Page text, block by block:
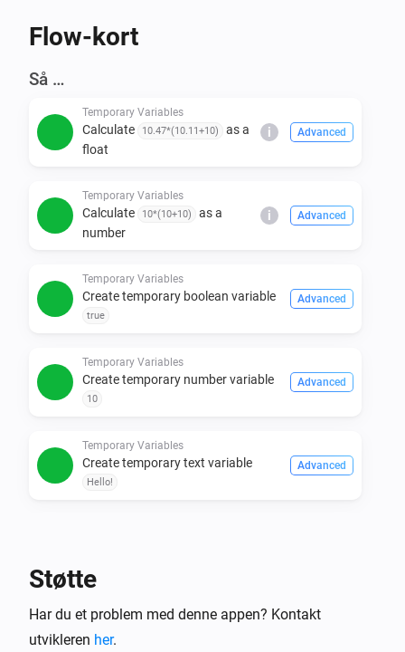
Flow-kort
Så …
Temporary Variables
Calculate 10.47*(10.11+10)
as a
float
i Advanced
Temporary Variables
Calculate 10*(10+10)
as a
number
i Advanced
Temporary Variables
Create temporary boolean variable
true
Advanced
Temporary Variables
Create temporary number variable
10
Advanced
Temporary Variables
Create temporary text variable
Hello!
Advanced
Støtte
Har du et problem med denne appen? Kontakt
utvikleren her.